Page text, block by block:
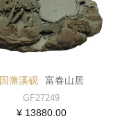
国藩溪砚 富春山居
GF27249
¥ 13880.00